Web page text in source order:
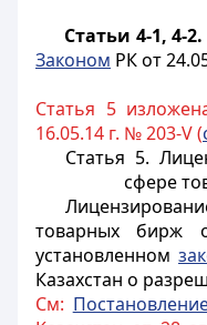
Статьи 4-1, 4-2.
Законом РК от
Статья 5
16.05.14 г. № 203-V (
Статья 5.
сфере
товарных бирж
установленном
Казахстан о
См: